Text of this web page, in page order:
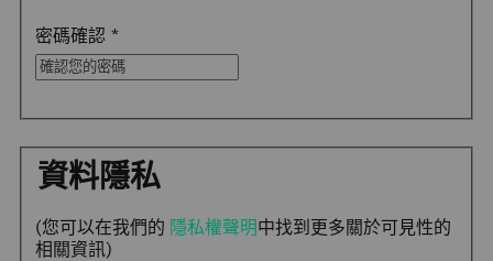
密碼確認 *
資料隱私
(您可以在我們的 隱私權聲明中找到更多關於可見性的
相關資訊)